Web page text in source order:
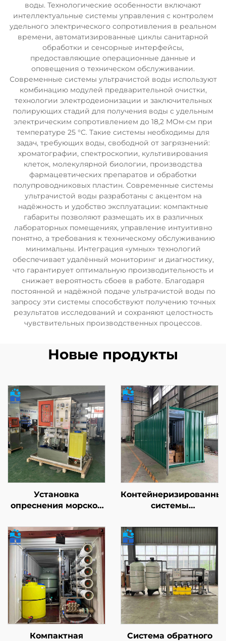
воды. Технологические особенности включают
интеллектуальные системы управления с контролем
удельного электрического сопротивления в реальном
времени, автоматизированные циклы санитарной
обработки и сенсорные интерфейсы,
предоставляющие операционные данные и
оповещения о техническом обслуживании.
Современные системы ультрачистой воды используют
комбинацию модулей предварительной очистки,
технологии электродеионизации и заключительных
полирующих стадий для получения воды с удельным
электрическим сопротивлением до 18,2 МОм·см при
температуре 25 °C. Такие системы необходимы для
задач, требующих воды, свободной от загрязнений:
хроматографии, спектроскопии, культивирования
клеток, молекулярной биологии, производства
фармацевтических препаратов и обработки
полупроводниковых пластин. Современные системы
ультрачистой воды разработаны с акцентом на
надёжность и удобство эксплуатации: компактные
габариты позволяют размещать их в различных
лабораторных помещениях, управление интуитивно
понятно, а требования к техническому обслуживанию
минимальны. Интеграция «умных» технологий
обеспечивает удалённый мониторинг и диагностику,
что гарантирует оптимальную производительность и
снижает вероятность сбоев в работе. Благодаря
постоянной и надёжной подаче ультрачистой воды по
запросу эти системы способствуют получению точных
результатов исследований и сохраняют целостность
чувствительных производственных процессов.
Новые продукты
Установка
опреснения морской
крупногабаритная
солнечная
контейнеризированная
система обратного
осмоса,
опреснительная
установка для
морской воды
системы
сертифицированные
по стандартам CE/ISO
| Промышленная
система обратного
осмоса
производительностью
50–500 м³/сут
Компактная
Система обратного